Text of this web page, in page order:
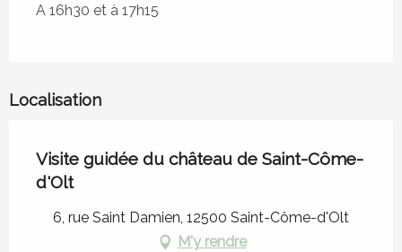
A 16h30 et à 17h15
Localisation
Visite guidée du château de Saint-Côme-
d'Olt
6, rue Saint Damien, 12500 Saint-Côme-d'Olt
M'y rendre